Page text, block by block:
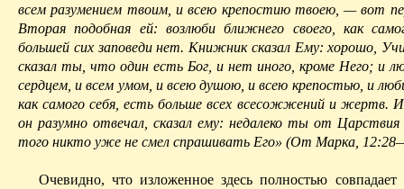
всем разумением твоим, и всею крепостиютвоею, — вот
Вторая подобная ей: возлюби ближнего своего, как
большей сихзаповеди нет. Книжник сказал Ему: хорошо,
сказал ты, что один есть Бог, и нет иного, кроме Него; и
сердцем, и всем умом, и всею душою, и всею крепостью, и
как самого себя, есть больше всех всесожжений и жертв.
он разумно отвечал, сказал ему: недалеко ты от Царствия
того никто уже не смел спрашивать Его» (От Марка,
Очевидно, что изложенное здесь полностью